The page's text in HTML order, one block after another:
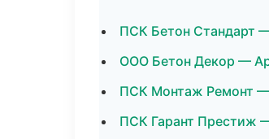
ПСК Бетон Стандарт
ООО Бетон Декор —
ПСК Монтаж Ремонт
ПСК Гарант Престиж